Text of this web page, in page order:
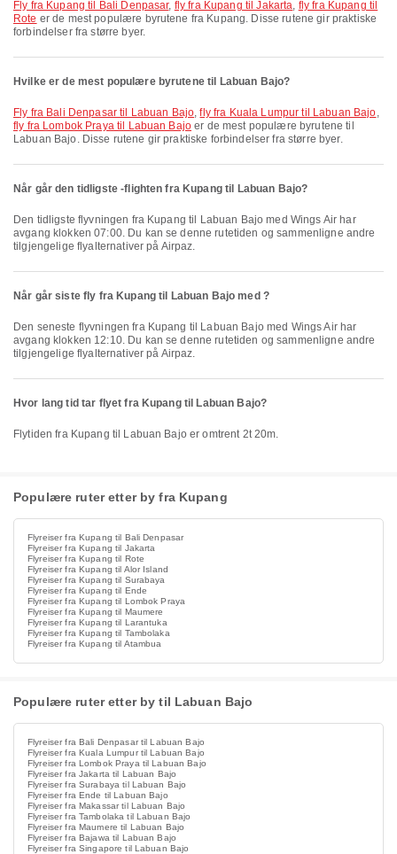
fly fra Kupang til Bali Denpasar, fly fra Kupang til Jakarta, fly fra Kupang til
Rote er de mest populære byrutene fra Kupang. Disse rutene gir praktiske
forbindelser fra større byer.
Hvilke er de mest populære byrutene til Labuan Bajo?
fly fra Bali Denpasar til Labuan Bajo,fly fra Kuala Lumpur til Labuan Bajo,
fly fra Lombok Praya til Labuan Bajo er de mest populære byrutene til
Labuan Bajo. Disse rutene gir praktiske forbindelser fra større byer.
Når går den tidligste -flighten fra Kupang til Labuan Bajo?
Den tidligste flyvningen fra Kupang til Labuan Bajo med Wings Air har
avgang klokken 07:00. Du kan se denne rutetiden og sammenligne andre
tilgjengelige flyalternativer på Airpaz.
Når går siste fly fra Kupang til Labuan Bajo med ?
Den seneste flyvningen fra Kupang til Labuan Bajo med Wings Air har
avgang klokken 12:10. Du kan se denne rutetiden og sammenligne andre
tilgjengelige flyalternativer på Airpaz.
Hvor lang tid tar flyet fra Kupang til Labuan Bajo?
Flytiden fra Kupang til Labuan Bajo er omtrent 2t 20m.
Populære ruter etter by fra Kupang
Flyreiser fra Kupang til Bali Denpasar
Flyreiser fra Kupang til Jakarta
Flyreiser fra Kupang til Rote
Flyreiser fra Kupang til Alor Island
Flyreiser fra Kupang til Surabaya
Flyreiser fra Kupang til Ende
Flyreiser fra Kupang til Lombok Praya
Flyreiser fra Kupang til Maumere
Flyreiser fra Kupang til Larantuka
Flyreiser fra Kupang til Tambolaka
Flyreiser fra Kupang til Atambua
Populære ruter etter by til Labuan Bajo
Flyreiser fra Bali Denpasar til Labuan Bajo
Flyreiser fra Kuala Lumpur til Labuan Bajo
Flyreiser fra Lombok Praya til Labuan Bajo
Flyreiser fra Jakarta til Labuan Bajo
Flyreiser fra Surabaya til Labuan Bajo
Flyreiser fra Ende til Labuan Bajo
Flyreiser fra Makassar til Labuan Bajo
Flyreiser fra Tambolaka til Labuan Bajo
Flyreiser fra Maumere til Labuan Bajo
Flyreiser fra Bajawa til Labuan Bajo
Flyreiser fra Singapore til Labuan Bajo